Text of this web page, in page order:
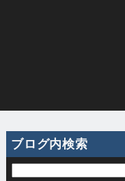
ブログ内検索